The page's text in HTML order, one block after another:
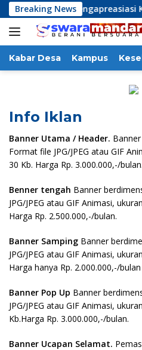
Langsung
ke
konten
Breaking News
Sulbar Mengapreasiasi
Kabar Desa Kampus
Info Iklan
Banner Utama / Header.
Format file JPG/JPEG atau GIF
30 Kb. Harga Rp. 3.000.000,-/bulan.
Benner tengah Banner
JPG/JPEG atau GIF Animasi,
Harga Rp. 2.500.000,-/bulan.
Banner Samping Banner
JPG/JPEG atau GIF Animasi,
Harga hanya Rp. 2.000.000,-/bulan
Banner Pop Up Banner
JPG/JPEG atau GIF Animasi,
Kb.Harga Rp. 3.000.000,-/bulan.
Banner Ucapan Selamat.